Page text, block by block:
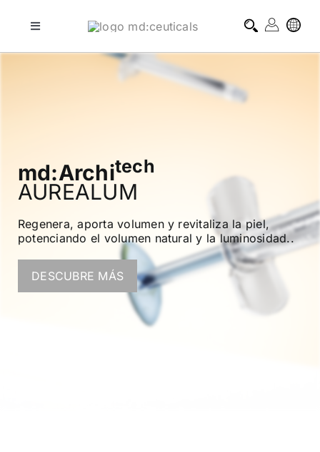
Toggle
tratamientos profesionales
sobre md:ceuticals
md:Architech
AUREALUM
Regenera, aporta volumen y revitaliza la piel,
potenciando el volumen natural y la luminosidad..
DESCUBRE MÁS